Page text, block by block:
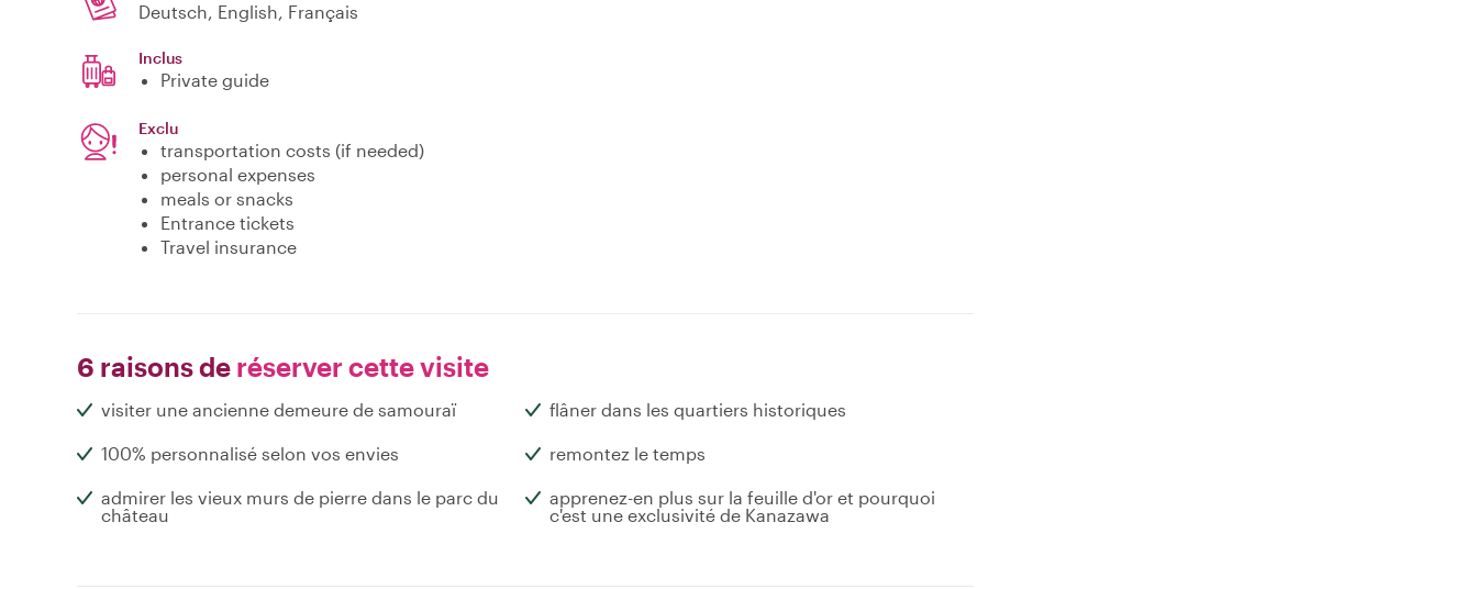
Deutsch, English, Français
Inclus
Private guide
Exclu
transportation costs (if needed)
personal expenses
meals or snacks
Entrance tickets
Travel insurance
6 raisons de réserver cette visite
visiter une ancienne demeure de samouraï flâner dans les quartiers historiques
100% personnalisé selon vos envies remontez le temps
admirer les vieux murs de pierre dans le parc du
château
apprenez-en plus sur la feuille d'or et pourquoi
c'est une exclusivité de Kanazawa